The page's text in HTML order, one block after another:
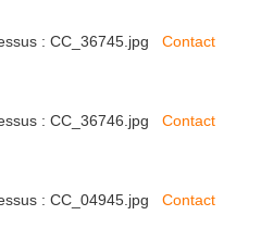
: CC_36745.jpg Contact
: CC_36746.jpg Contact
: CC_04945.jpg Contact